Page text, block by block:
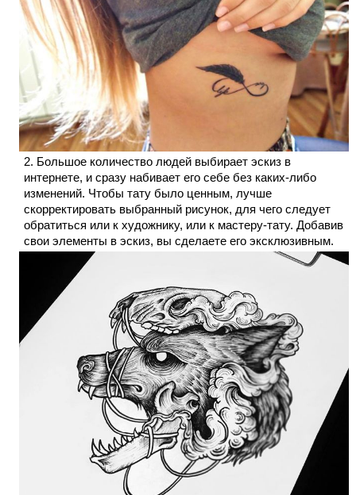
Большое количество людей выбирает эскиз в
интернете, и сразу набивает его себе без каких-либо
изменений. Чтобы тату было ценным, лучше
скорректировать выбранный рисунок, для чего следует
обратиться или к художнику, или к мастеру-тату. Добавив
свои элементы в эскиз, вы сделаете его эксклюзивным.